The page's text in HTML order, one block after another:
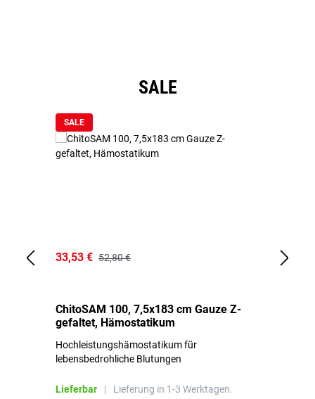
SALE
SALE
33,53 € 52,80 €
ChitoSAM 100, 7,5x183 cm Gauze Z-
gefaltet, Hämostatikum
Hochleistungshämostatikum für
lebensbedrohliche Blutungen
Lieferbar | Lieferung in 1-3 Werktagen.